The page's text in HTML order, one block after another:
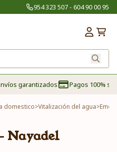
954 323 507 - 604 90 00 95
garantizados Pagos 100%
domestico>Vitalización del agua>Emo
Nayadel